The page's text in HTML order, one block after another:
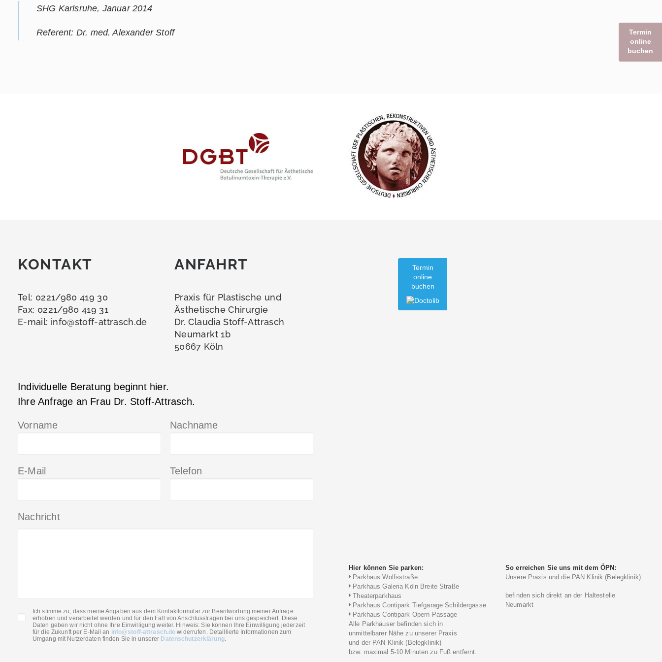
SHG Karlsruhe, Januar 2014
Referent: Dr. med. Alexander Stoff
KONTAKT
Tel: 0221/980 419 30
Fax: 0221/980 419 31
E-mail: info@stoff-attrasch.de
ANFAHRT
Praxis für Plastische und
Ästhetische Chirurgie
Dr. Claudia Stoff-Attrasch
Neumarkt 1b
50667 Köln
Individuelle Beratung beginnt hier.
Ihre Anfrage an Frau Dr. Stoff-Attrasch.
Vorname Nachname
E-Mail Telefon
Nachricht
Ich stimme zu, dass meine Angaben aus dem Kontaktformular zur Beantwortung meiner Anfrage
erhoben und verarbeitet werden und für den Fall von Anschlussfragen bei uns gespeichert. Diese
Daten geben wir nicht ohne Ihre Einwilligung weiter. Hinweis: Sie können Ihre Einwilligung jederzeit
für die Zukunft per E-Mail an info@stoff-attrasch.dewiderrufen. Detaillierte Informationen zum
Umgang mit Nutzerdaten finden Sie in unserer Datenschutzerklärung.
Termin
online
buchen
Hier können Sie parken:
Parkhaus Wolfsstraße
Parkhaus Galeria Köln Breite Straße
Theaterparkhaus
Parkhaus Contipark Tiefgarage Schildergasse
Parkhaus Contipark Opern Passage
Alle Parkhäuser befinden sich in
unmittelbarer Nähe zu unserer Praxis
und der PAN Klinik (Belegklinik)
bzw. maximal 5-10 Minuten zu Fuß entfernt.
So erreichen Sie uns mit dem ÖPN:
Unsere Praxis und die PAN Klinik (Belegklinik)
befinden sich direkt an der Haltestelle
Neumarkt
Termin
online
buchen